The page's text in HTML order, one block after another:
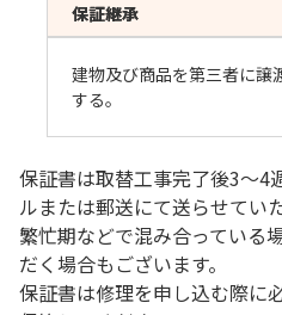
保証継承
建物及び商品を第三者に譲
する。
保証書は取替工事完了後3～4
ルまたは郵送にて送らせてい
繁忙期などで混み合っている
だく場合もございます。
保証書は修理を申し込む際に